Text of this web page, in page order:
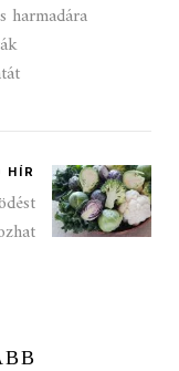
harmadára
HÍR